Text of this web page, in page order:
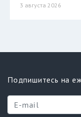
3 августа 2026
Подпишитесь на